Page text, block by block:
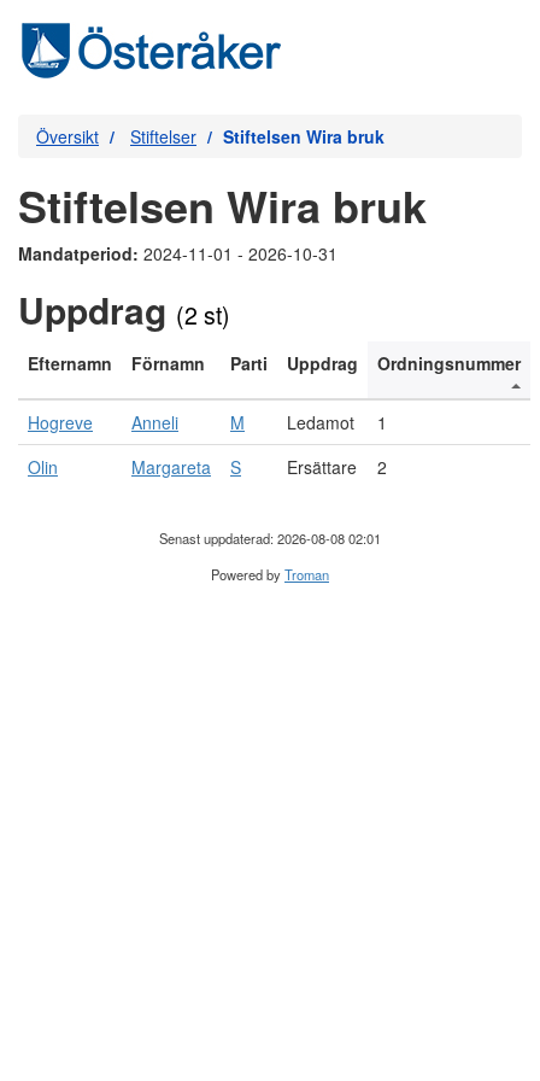
Översikt Stiftelser Stiftelsen Wira bruk
Stiftelsen Wira bruk
Mandatperiod: 2024-11-01 - 2026-10-31
Uppdrag (2 st)
Efternamn Förnamn Parti Uppdrag Ordningsnummer
Hogreve Anneli M Ledamot
1
Olin
Margareta S Ersättare 2
Senast uppdaterad: 2026-08-08 02:01
Powered byTroman